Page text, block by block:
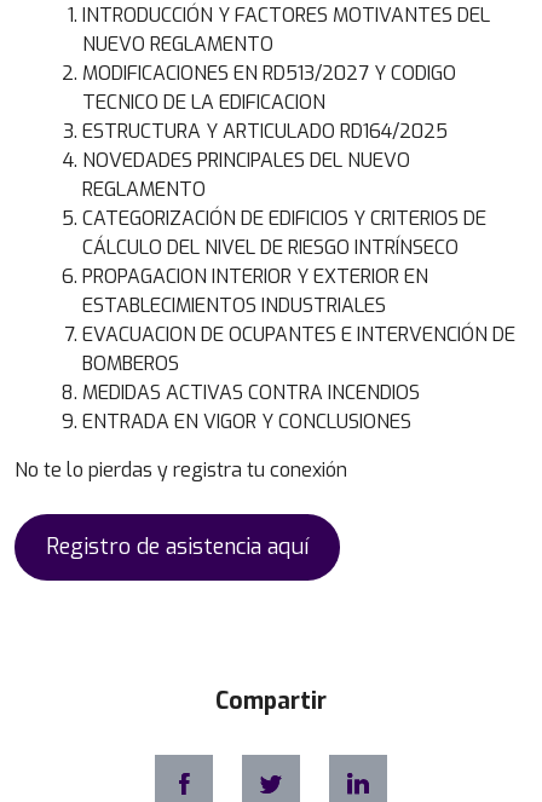
INTRODUCCIÓN Y FACTORES MOTIVANTES DEL
NUEVO REGLAMENTO
MODIFICACIONES EN RD513/2027 Y CODIGO
TECNICO DE LA EDIFICACION
ESTRUCTURA Y ARTICULADO RD164/2025
NOVEDADES PRINCIPALES DEL NUEVO
REGLAMENTO
CATEGORIZACIÓN DE EDIFICIOS Y CRITERIOS DE
CÁLCULO DEL NIVEL DE RIESGO INTRÍNSECO
PROPAGACION INTERIOR Y EXTERIOR EN
ESTABLECIMIENTOS INDUSTRIALES
EVACUACION DE OCUPANTES E INTERVENCIÓN DE
BOMBEROS
MEDIDAS ACTIVAS CONTRA INCENDIOS
ENTRADA EN VIGOR Y CONCLUSIONES
No te lo pierdas y registra tu conexión
Registro de asistencia aquí
Compartir